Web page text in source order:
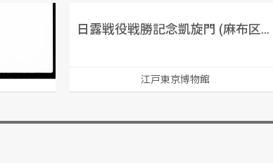
日露戦役戦勝記念凱旋門 (麻布区坂町)
江戸東京博物館